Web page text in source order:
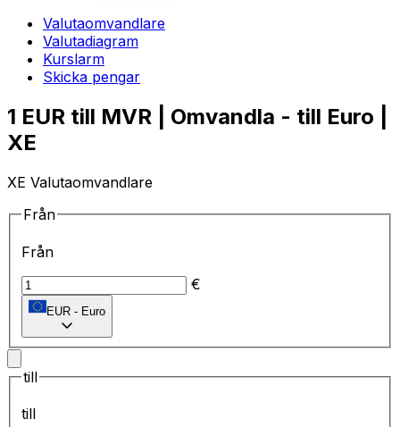
Valutaomvandlare
Valutadiagram
Kurslarm
Skicka pengar
1 EUR till MVR | Omvandla - till Euro |
XE
XE Valutaomvandlare
Från
Från
€
EUR - Euro
till
till